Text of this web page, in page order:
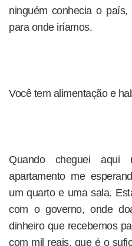
ninguém conhecia o
para onde iríamos.
Você tem alimentação e
Quando cheguei
apartamento me
um quarto e uma sala.
com o governo, onde
dinheiro que recebemos
com mil reais, que é o